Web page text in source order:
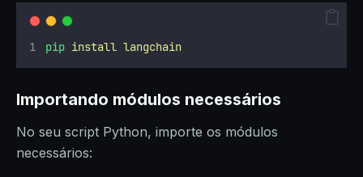
pip install langchain
Importando módulos necessários
No seu script Python, importe os módulos
necessários: